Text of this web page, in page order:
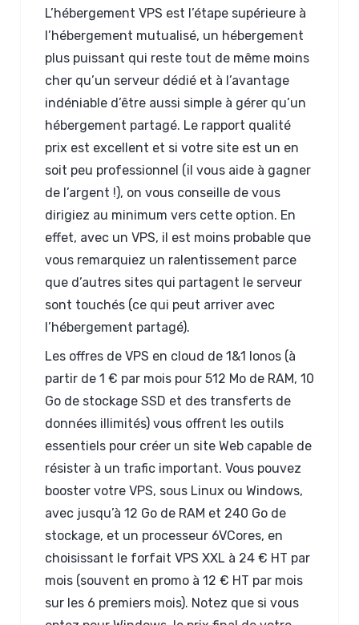
L’hébergement VPS est l’étape supérieure à
l’hébergement mutualisé, un hébergement
plus puissant qui reste tout de même moins
cher qu’un serveur dédié et à l’avantage
indéniable d’être aussi simple à gérer qu’un
hébergement partagé. Le rapport qualité
prix est excellent et si votre site est un en
soit peu professionnel (il vous aide à gagner
de l’argent !), on vous conseille de vous
dirigiez au minimum vers cette option. En
effet, avec un VPS, il est moins probable que
vous remarquiez un ralentissement parce
que d’autres sites qui partagent le serveur
sont touchés (ce qui peut arriver avec
l’hébergement partagé).
Les offres de VPS en cloud de 1&1 Ionos (à
partir de 1 € par mois pour 512 Mo de RAM, 10
Go de stockage SSD et des transferts de
données illimités) vous offrent les outils
essentiels pour créer un site Web capable de
résister à un trafic important. Vous pouvez
booster votre VPS, sous Linux ou Windows,
avec jusqu’à 12 Go de RAM et 240 Go de
stockage, et un processeur 6VCores, en
choisissant le forfait VPS XXL à 24 € HT par
mois (souvent en promo à 12 € HT par mois
sur les 6 premiers mois). Notez que si vous